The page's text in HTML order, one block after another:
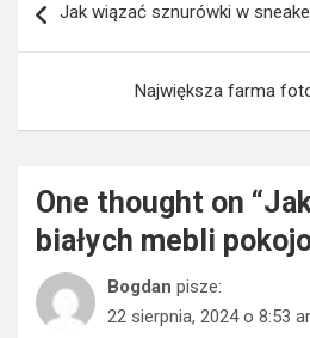
wpisu
Jak wiązać sznurówki w
Największa farma
One thought on “
białych mebli
Bogdan pisze:
22 sierpnia, 2024 o 8:53